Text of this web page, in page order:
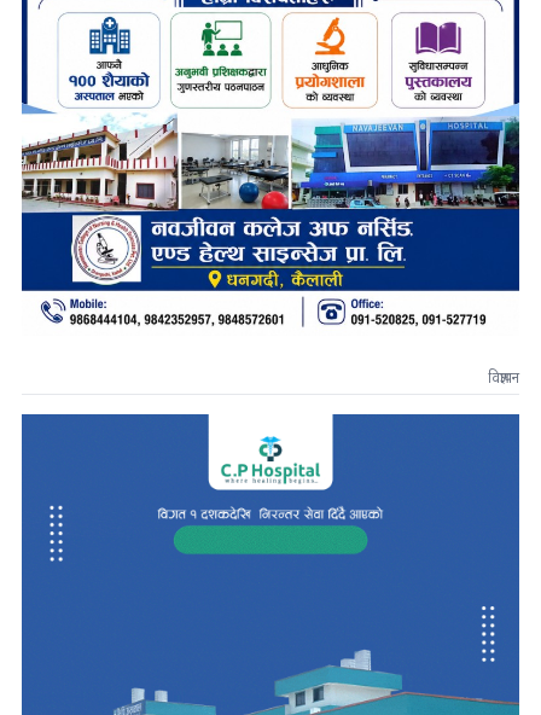
विज्ञापन